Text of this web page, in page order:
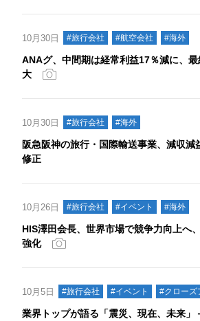
10月30日 #旅行会社 #航空会社 #海外
ANAグ、中間期は経常利益17％減に、
大
10月30日 #旅行会社 #海外
阪急阪神の旅行・国際輸送事業、減収減
修正
10月26日 #旅行会社 #イベント #海外
HIS澤田会長、世界市場で競争力向上へ
強化
10月5日 #旅行会社 #イベント #クローズ
業界トップが語る「震災、現在、未来」